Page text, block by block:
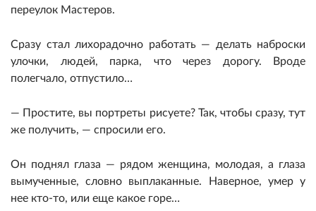
переулок Мастеров.
Сразу стал лихорадочно работать — делать наброски
улочки, людей, парка, что через дорогу. Вроде
полегчало, отпустило…
— Простите, вы портреты рисуете? Так, чтобы сразу, тут
же получить, — спросили его.
Он поднял глаза — рядом женщина, молодая, а глаза
вымученные, словно выплаканные. Наверное, умер у
нее кто-то, или еще какое горе…